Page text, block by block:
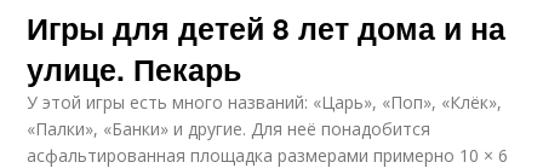
Игры для детей 8 лет дома и на
улице. Пекарь
У этой игры есть много названий: «Царь», «Поп», «Клёк»,
«Палки», «Банки» и другие. Для неё понадобится
асфальтированная площадка размерами примерно 10 × 6